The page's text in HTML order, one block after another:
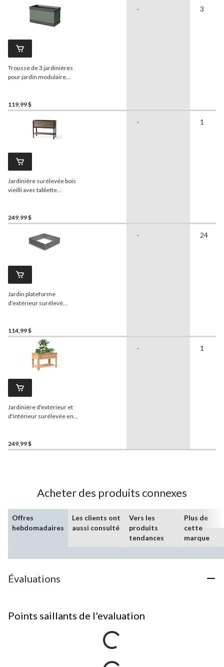
Trousse de 3 jardinières
pour jardin modulaire
119,99 $
- 3
Jardinière surélevée bois
vieilli avec tablette
249,99 $
- 1
Jardin plateforme
d’extérieur surélevé
114,99 $
- 24
Jardinière d'extérieur et
d'intérieur surélevée en
249,99 $
- 1
Acheter des produits connexes
Offres
hebdomadaires
Les clients ont
aussi consulté
Vers les
produits
tendances
Plus de
cette
marque
Évaluations
Points saillants de l'evaluation